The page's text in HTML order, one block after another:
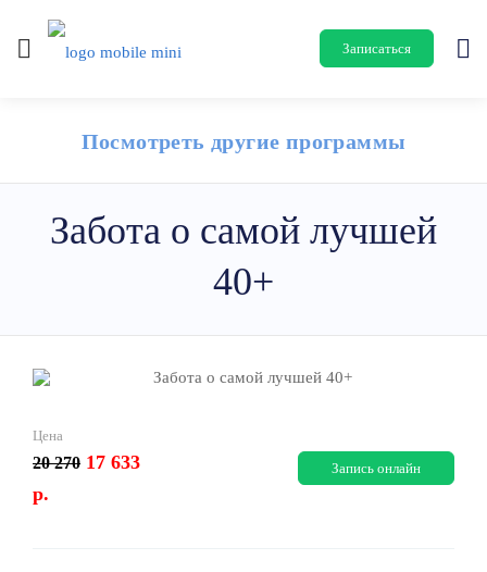
Записаться
Посмотреть другие программы
Забота о самой лучшей
40+
Цена
20 270 17 633
р.
Запись онлайн